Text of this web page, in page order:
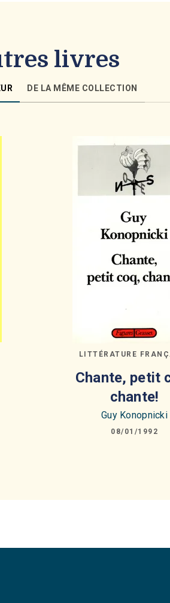
livres
DE LA MÊME COLLECTION
LITTÉRATURE
Chante, petit
chante!
Guy Konopnicki
08/01/1992